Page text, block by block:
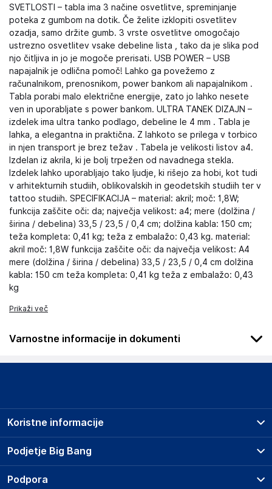
SVETLOSTI – tabla ima 3 načine osvetlitve, spreminjanje
poteka z gumbom na dotik. Če želite izklopiti osvetlitev
ozadja, samo držite gumb. 3 vrste osvetlitve omogočajo
ustrezno osvetlitev vsake debeline lista , tako da je slika pod
njo čitljiva in jo je mogoče prerisati. USB POWER – USB
napajalnik je odlična pomoč! Lahko ga povežemo z
računalnikom, prenosnikom, power bankom ali napajalnikom .
Tabla porabi malo električne energije, zato jo lahko nesete
ven in uporabljate s power bankom. ULTRA TANEK DIZAJN –
izdelek ima ultra tanko podlago, debeline le 4 mm . Tabla je
lahka, a elegantna in praktična. Z lahkoto se prilega v torbico
in njen transport je brez težav . Tabela je velikosti listov a4.
Izdelan iz akrila, ki je bolj trpežen od navadnega stekla.
Izdelek lahko uporabljajo tako ljudje, ki rišejo za hobi, kot tudi
v arhitekturnih studiih, oblikovalskih in geodetskih studiih ter v
tattoo studiih. SPECIFIKACIJA – material: akril; moč: 1,8W;
funkcija zaščite oči: da; največja velikost: a4; mere (dolžina /
širina / debelina) 33,5 / 23,5 / 0,4 cm; dolžina kabla: 150 cm;
teža kompleta: 0,41 kg; teža z embalažo: 0,43 kg. material:
akril moč: 1,8W funkcija zaščite oči: da največja velikost: A4
mere (dolžina / širina / debelina) 33,5 / 23,5 / 0,4 cm dolžina
kabla: 150 cm teža kompleta: 0,41 kg teža z embalažo: 0,43
kg
Prikaži več
Varnostne informacije in dokumenti
Podatki o proizvajalcu
ZOLTA Trade Sp. z o.o.
Polska
Podjetje Big Bang
O podjetju
Koristne informacije
Prodajna mesta
Storitve
Podpora